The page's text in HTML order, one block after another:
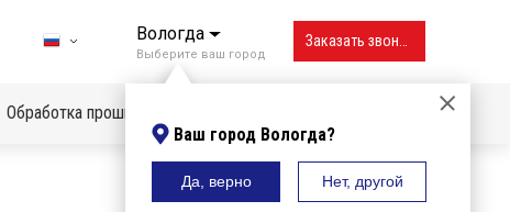
Вологда
Выберите ваш город
Ваш город Вологда?
Да, верно Нет, другой
Владивосток
Обработка прошивок